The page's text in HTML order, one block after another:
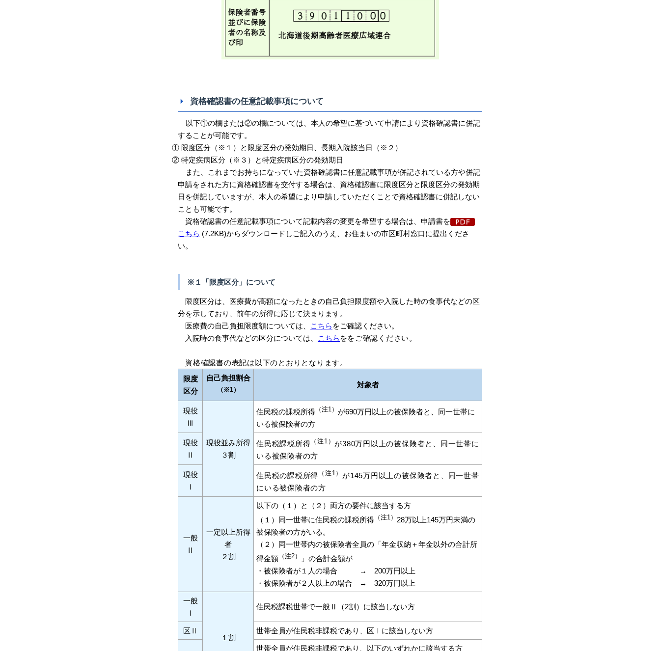
資格確認書の任意記載事項について
以下①の欄または②の欄については、本人の希望に基づいて申請により資格確認書に併記
することが可能です。
① 限度区分（※１）と限度区分の発効期日、長期入院該当日（※２）
② 特定疾病区分（※３）と特定疾病区分の発効期日
また、これまでお持ちになっていた資格確認書に任意記載事項が併記されている方や併記
申請をされた方に資格確認書を交付する場合は、資格確認書に限度区分と限度区分の発効期
日を併記していますが、本人の希望により申請していただくことで資格確認書に併記しない
ことも可能です。
資格確認書の任意記載事項について記載内容の変更を希望する場合は、申請書を
こちら (7.2KB)からダウンロードしご記入のうえ、お住まいの市区町村窓口に提出くださ
い。
※１「限度区分」について
限度区分は、医療費が高額になったときの自己負担限度額や入院した時の食事代などの区
分を示しており、前年の所得に応じて決まります。
医療費の自己負担限度額については、
こちら をご確認ください。
入院時の食事代などの区分については、
こちら ををご確認ください。
資格確認書の表記は以下のとおりとなります。
限度
区分
自己負担割合
（※1）
対象者
現役
Ⅲ
現役並み所得
３割
住民税の課税所得 （注1） が690万円以上の被保険者と、同一世帯に
いる被保険者の方
現役
Ⅱ
住民税課税所得 （注 1） が380万円以上の被保険者と、同一世帯に
いる被保険者の方
現役
Ⅰ
住民税の課税所得 （注 1） が145万円以上の被保険者と、同一世帯
にいる被保険者の方
一般
Ⅱ
一定以上所得
者
２割
以下の（１）と（２）両方の要件に該当する方
（１）同一世帯に住民税の課税所得 （注1） 28万以上145万円未満の
被保険者の方がいる。
（２）同一世帯内の被保険者全員の「年金収納＋年金以外の合計所
得金額 （注2）
」の合計金額が
・被保険者が１人の場合 → 200万円以上
・被保険者が２人以上の場合 → 320万円以上
一般
Ⅰ
１割
住民税課税世帯で一般Ⅱ（2割）に該当しない方
区Ⅱ 世帯全員が住民税非課税であり、区Ⅰに該当しない方
世帯全員が住民税非課税であり、以下のいずれかに該当する方